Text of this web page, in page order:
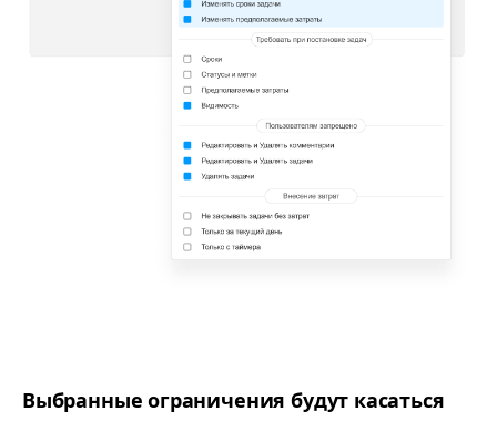
Выбранные ограничения будут касаться